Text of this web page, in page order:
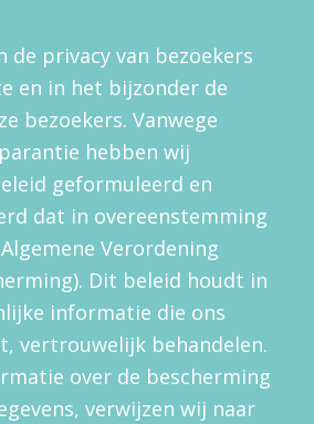
de privacy van bezoekers
en in het bijzonder de
bezoekers. Vanwege
hebben wij
geformuleerd en
dat in overeenstemming
Verordening
Dit beleid houdt in
informatie die ons
vertrouwelijk behandelen.
over de bescherming
verwijzen wij naar